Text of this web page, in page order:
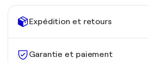
Expédition et retours
Garantie et paiement